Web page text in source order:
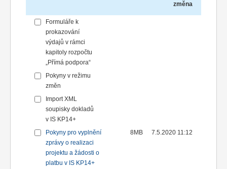
změna
Formuláře k
prokazování
výdajů v rámci
kapitoly rozpočtu
„Přímá podpora“
Pokyny v režimu
změn
Import XML
soupisky dokladů
v IS KP14+
Pokyny pro vyplnění
zprávy o realizaci
projektu a žádosti o
platbu v IS KP14+
8MB 7.5.2020 11:12